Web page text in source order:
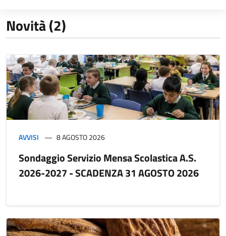
Novità (2)
AVVISI 8 AGOSTO 2026
Sondaggio Servizio Mensa Scolastica A.S.
2026-2027 - SCADENZA 31 AGOSTO 2026